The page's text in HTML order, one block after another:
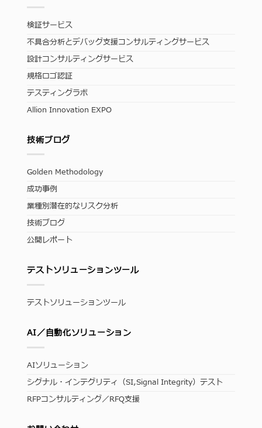
検証サービス
不具合分析とデバッグ支援コンサルティングサービス
設計コンサルティングサービス
規格ロゴ認証
テスティングラボ
Allion Innovation EXPO
技術ブログ
Golden Methodology
成功事例
業種別潜在的なリスク分析
技術ブログ
公開レポート
テストソリューションツール
テストソリューションツール
AI／自動化ソリューション
AIソリューション
シグナル・インテグリティ（SI,Signal Integrity）テスト
RFPコンサルティング／RFQ支援